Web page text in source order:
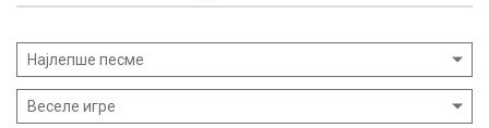
Најлепше песме
Веселе игре